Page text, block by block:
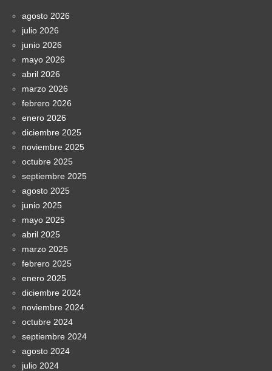
agosto 2026
julio 2026
junio 2026
mayo 2026
abril 2026
marzo 2026
febrero 2026
enero 2026
diciembre 2025
noviembre 2025
octubre 2025
septiembre 2025
agosto 2025
junio 2025
mayo 2025
abril 2025
marzo 2025
febrero 2025
enero 2025
diciembre 2024
noviembre 2024
octubre 2024
septiembre 2024
agosto 2024
julio 2024